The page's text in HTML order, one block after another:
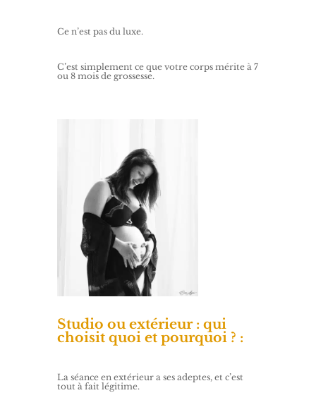
Ce n’est pas du luxe.
C’est simplement ce que votre corps mérite à 7
ou 8 mois de grossesse.
Studio ou extérieur : qui
choisit quoi et pourquoi ? :
La séance en extérieur a ses adeptes, et c’est
tout à fait légitime.